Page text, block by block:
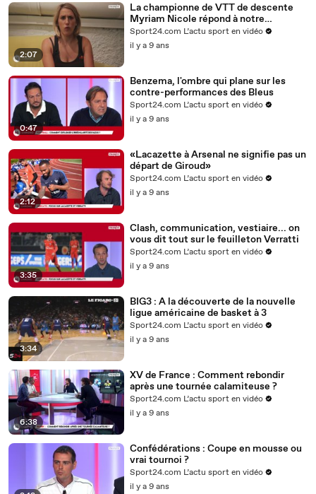
2:07
La championne de VTT de descente
Myriam Nicole répond à notre
interview «Le Plus»
Sport24.com L’actu sport en vidéo
il y a 9 ans
0:47
Benzema, l'ombre qui plane sur les
contre-performances des Bleus
Sport24.com L’actu sport en vidéo
il y a 9 ans
2:12
«Lacazette à Arsenal ne signifie pas un
départ de Giroud»
Sport24.com L’actu sport en vidéo
il y a 9 ans
3:35
Clash, communication, vestiaire... on
vous dit tout sur le feuilleton Verratti
Sport24.com L’actu sport en vidéo
il y a 9 ans
3:34
BIG3 : A la découverte de la nouvelle
ligue américaine de basket à 3
Sport24.com L’actu sport en vidéo
il y a 9 ans
6:38
XV de France : Comment rebondir
après une tournée calamiteuse ?
Sport24.com L’actu sport en vidéo
il y a 9 ans
Confédérations : Coupe en mousse ou
vrai tournoi ?
Sport24.com L’actu sport en vidéo
il y a 9 ans